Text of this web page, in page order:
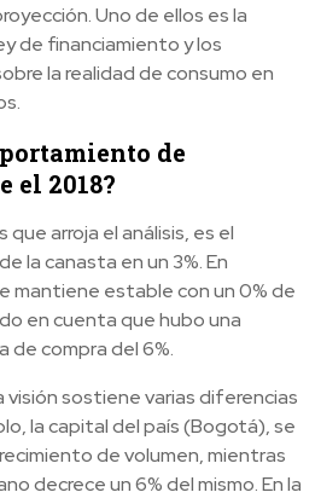
Uno de ellos es la
de financiamiento y los
la realidad de consumo en
de
el 2018?
que arroja el análisis, es el
la canasta en un 3%. En
mantiene estable con un 0% de
en cuenta que hubo una
de compra del 6%.
visión sostiene varias diferencias
la capital del país (Bogotá), se
de volumen, mientras
decrece un 6% del mismo. En la